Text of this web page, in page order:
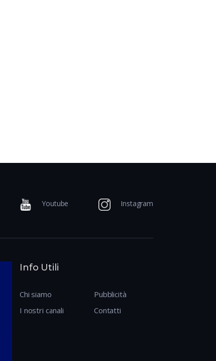
Youtube Instagram
Info Utili
Chi siamo
I nostri canali
Pubblicità
Contatti